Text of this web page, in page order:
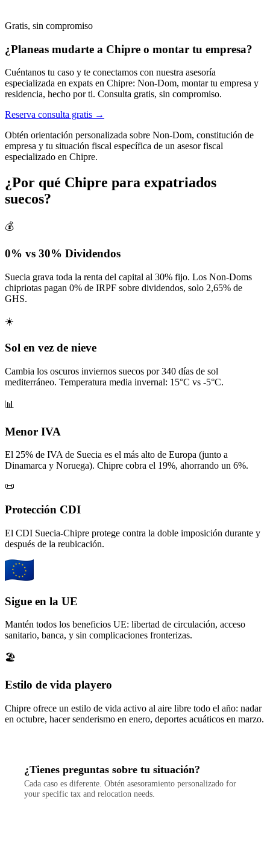
Gratis, sin compromiso
¿Planeas mudarte a Chipre o montar tu empresa?
Cuéntanos tu caso y te conectamos con nuestra asesoría
especializada en expats en Chipre: Non-Dom, montar tu empresa y
residencia, hecho por ti. Consulta gratis, sin compromiso.
Reserva consulta gratis →
Obtén orientación personalizada sobre Non-Dom, constitución de
empresa y tu situación fiscal específica de un asesor fiscal
especializado en Chipre.
¿Por qué Chipre para expatriados
suecos?
💰
0% vs 30% Dividendos
Suecia grava toda la renta del capital al 30% fijo. Los Non-Doms
chipriotas pagan 0% de IRPF sobre dividendos, solo 2,65% de
GHS.
☀️
Sol en vez de nieve
Cambia los oscuros inviernos suecos por 340 días de sol
mediterráneo. Temperatura media invernal: 15°C vs -5°C.
📊
Menor IVA
El 25% de IVA de Suecia es el más alto de Europa (junto a
Dinamarca y Noruega). Chipre cobra el 19%, ahorrando un 6%.
📜
Protección CDI
El CDI Suecia-Chipre protege contra la doble imposición durante y
después de la reubicación.
Sigue en la UE
Mantén todos los beneficios UE: libertad de circulación, acceso
sanitario, banca, y sin complicaciones fronterizas.
🏖️
Estilo de vida playero
Chipre ofrece un estilo de vida activo al aire libre todo el año: nadar
en octubre, hacer senderismo en enero, deportes acuáticos en marzo.
¿Tienes preguntas sobre tu situación?
Cada caso es diferente. Obtén asesoramiento personalizado for
your specific tax and relocation needs.